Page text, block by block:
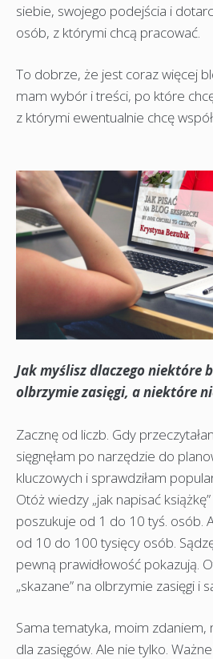
siebie, swojego podejścia i
osób, z którymi chcą pracować.
To dobrze, że jest coraz więcej
mam wybór i treści, po które
z którymi ewentualnie chcę
Jak myślisz dlaczego niektóre
olbrzymie zasięgi, a niektóre
Zacznę od liczb. Gdy
sięgnęłam po narzędzie do
kluczowych i sprawdziłam
Otóż wiedzy „jak napisać
poszukuje od 1 do 10 tyś. osób.
od 10 do 100 tysięcy osób.
pewną prawidłowość pokazują.
„skazane” na olbrzymie zasięgi i
Sama tematyka, moim zdaniem,
dla zasięgów. Ale nie tylko.